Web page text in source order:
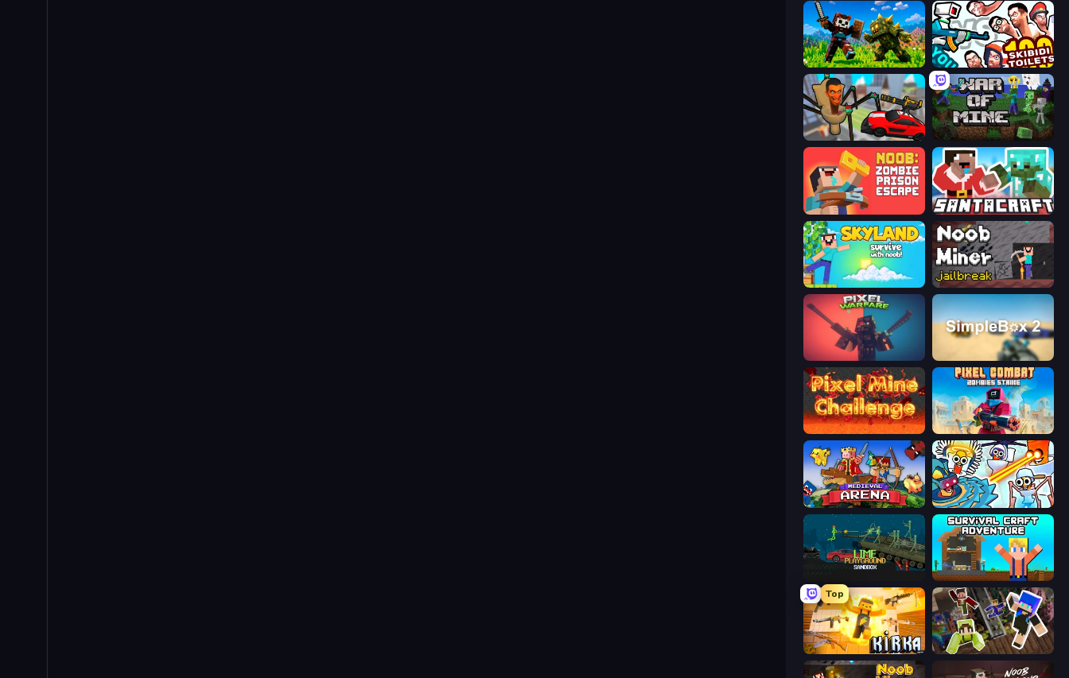
CraftSlayer: Apocalypse You vs 100 Skibidi Toilets
Cars vs Skibidi Toilet War of Mine
SantaCraft
Skyland Survive With Noob! Noob Miner: Escape From Prison
Pixel Warfare
Pixel Mine Challenge Pixel Combat: Zombies Strike
Medieval Arena Toilets Worms Shooter
Survival Craft Adventure
Top
Kirka.io Only Up Craft